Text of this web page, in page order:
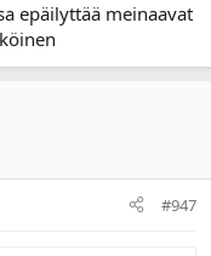
epäilyttää meinaavat
#947